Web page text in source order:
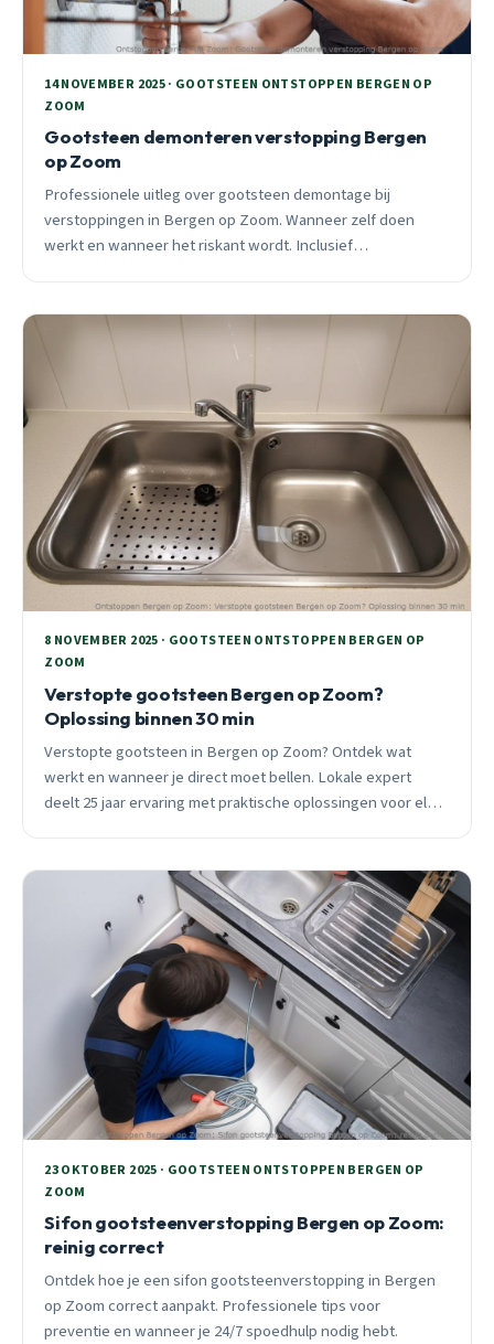
14 NOVEMBER 2025 · GOOTSTEEN ONTSTOPPEN BERGEN OP
ZOOM
Gootsteen demonteren verstopping Bergen
op Zoom
Professionele uitleg over gootsteen demontage bij
verstoppingen in Bergen op Zoom. Wanneer zelf doen
werkt en wanneer het riskant wordt. Inclusief
8 NOVEMBER 2025 · GOOTSTEEN ONTSTOPPEN BERGEN OP
ZOOM
Verstopte gootsteen Bergen op Zoom?
Oplossing binnen 30 min
Verstopte gootsteen in Bergen op Zoom? Ontdek wat
werkt en wanneer je direct moet bellen. Lokale expert
deelt 25 jaar ervaring met praktische oplossingen voor elke
23 OKTOBER 2025 · GOOTSTEEN ONTSTOPPEN BERGEN OP
ZOOM
Sifon gootsteenverstopping Bergen op Zoom:
reinig correct
Ontdek hoe je een sifon gootsteenverstopping in Bergen
op Zoom correct aanpakt. Professionele tips voor
preventie en wanneer je 24/7 spoedhulp nodig hebt.